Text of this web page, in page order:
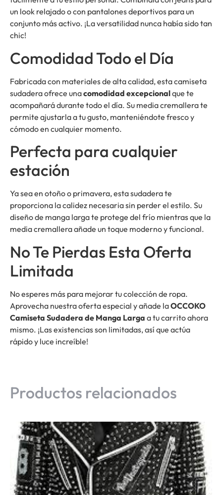
un look relajado o con pantalones deportivos para un
conjunto más activo. ¡La versatilidad nunca había sido tan
chic!
Comodidad Todo el Día
Fabricada con materiales de alta calidad, esta camiseta
sudadera ofrece unacomodidad excepcionalque te
acompañará durante todo el día. Su media cremallera te
permite ajustarla a tu gusto, manteniéndote fresco y
cómodo en cualquier momento.
Perfecta para cualquier
estación
Ya sea en otoño o primavera, esta sudadera te
proporciona la calidez necesaria sin perder el estilo. Su
diseño de manga larga te protege del frío mientras que la
media cremallera añade un toque moderno y funcional.
No Te Pierdas Esta Oferta
Limitada
No esperes más para mejorar tu colección de ropa.
Aprovecha nuestra oferta especial y añade laOCCOKO
Camiseta Sudadera de Manga Larga a tu carrito ahora
mismo. ¡Las existencias son limitadas, así que actúa
rápido y luce increíble!
Productos relacionados